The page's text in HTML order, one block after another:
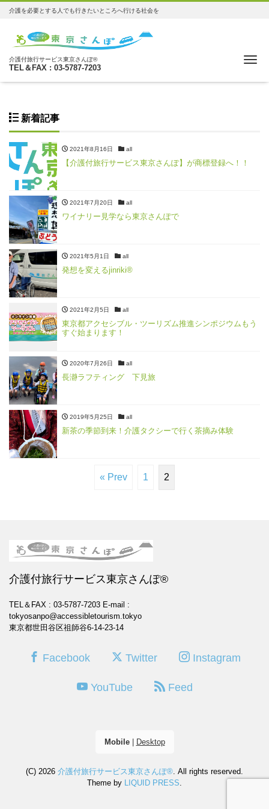
介護を必要とする人でも行きたいところへ行ける社会を
介護付旅行サービス東京さんぽ®
TEL＆FAX : 03-5787-7203
新着記事
2021年8月16日 all
【介護付旅行サービス東京さんぽ】が商標登録へ！！
2021年7月20日 all
ワイナリー見学なら東京さんぽで
2021年5月1日 all
発想を変えるjinriki®
2021年2月5日 all
東京都アクセシブル・ツーリズム推進シンポジウムもう
すぐ始まります！
2020年7月26日 all
長瀞ラフティング 下見旅
2019年5月25日 all
新茶の季節到来！介護タクシーで行く茶摘み体験
« Prev 1 2
介護付旅行サービス東京さんぽ®
TEL＆FAX : 03-5787-7203 E-mail :
tokyosanpo@accessibletourism.tokyo
東京都世田谷区祖師谷6-14-23-14
Facebook Twitter Instagram
YouTube Feed
Mobile| Desktop
(C) 2026 介護付旅行サービス東京さんぽ®. All rights reserved.
Theme by LIQUID PRESS.